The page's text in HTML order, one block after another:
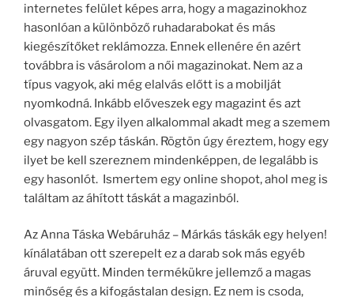
internetes felület képes arra, hogy a magazinokhoz
hasonlóan a különböző ruhadarabokat és más
kiegészítőket reklámozza. Ennek ellenére én azért
továbbra is vásárolom a női magazinokat. Nem az a
típus vagyok, aki még elalvás előtt is a mobilját
nyomkodná. Inkább előveszek egy magazint és azt
olvasgatom. Egy ilyen alkalommal akadt meg a szemem
egy nagyon szép táskán. Rögtön úgy éreztem, hogy egy
ilyet be kell szereznem mindenképpen, de legalább is
egy hasonlót. Ismertem egy online shopot, ahol meg is
találtam az áhított táskát a magazinból.
Az Anna Táska Webáruház – Márkás táskák egy helyen!
kínálatában ott szerepelt ez a darab sok más egyéb
áruval együtt. Minden termékükre jellemző a magas
minőség és a kifogástalan design. Ez nem is csoda,